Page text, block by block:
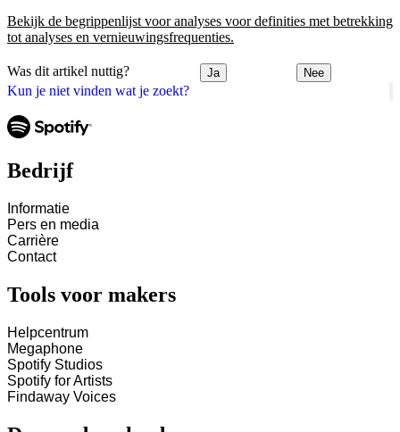
Kun je niet vinden wat je zoekt?
Bekijk de begrippenlijst voor analyses voor definities met betrekking
tot analyses en vernieuwingsfrequenties.
Was dit artikel nuttig? Ja Nee
Bedrijf
Informatie
Pers en media
Carrière
Contact
Tools voor makers
Helpcentrum
Megaphone
Spotify Studios
Spotify for Artists
Findaway Voices